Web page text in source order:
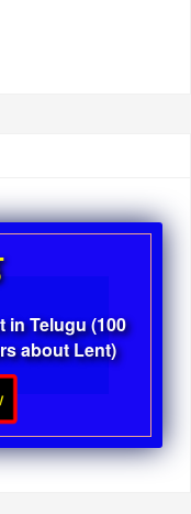
in Telugu (100
about Lent)